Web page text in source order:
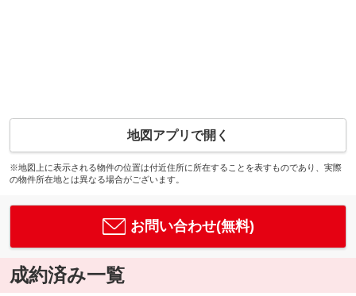
地図アプリで開く
※地図上に表示される物件の位置は付近住所に所在することを表すものであり、実際
の物件所在地とは異なる場合がございます。
お問い合わせ(無料)
成約済み一覧